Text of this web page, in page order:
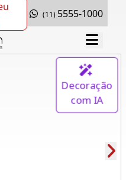
(11) 5555-1000
Decoração
com IA